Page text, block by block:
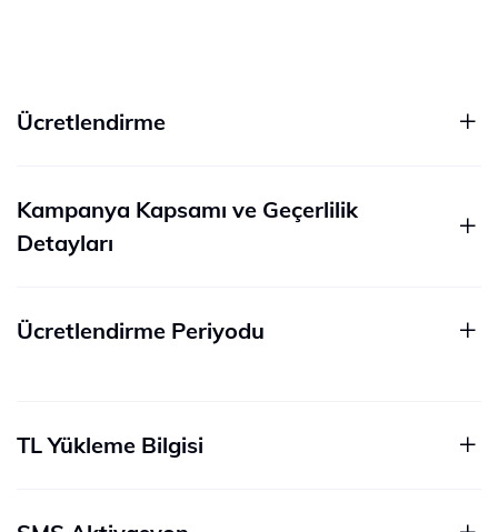
Ücretlendirme
Kampanya Kapsamı ve Geçerlilik
Detayları
Ücretlendirme Periyodu
TL Yükleme Bilgisi